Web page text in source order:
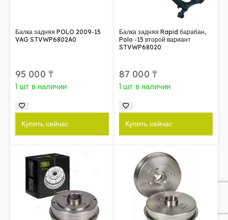
Балка задняя POLO 2009-15
VAG STVWP6802A0
95 000 ₸
1 шт в наличии
Купить сейчас
Балка задняя Rapid барабан,
Polo -15 второй вариант
STVWP68020
87 000 ₸
1 шт в наличии
Купить сейчас